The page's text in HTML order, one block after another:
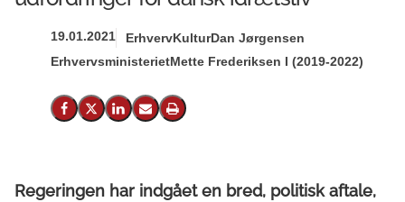
19.01.2021 ErhvervKulturDan Jørgensen
ErhvervsministerietMette Frederiksen I (2019-2022)
Del på Facebook
Del på X (Twitter)
Del på LinkedIn
Send email
Print
Regeringen har indgået en bred, politisk aftale,